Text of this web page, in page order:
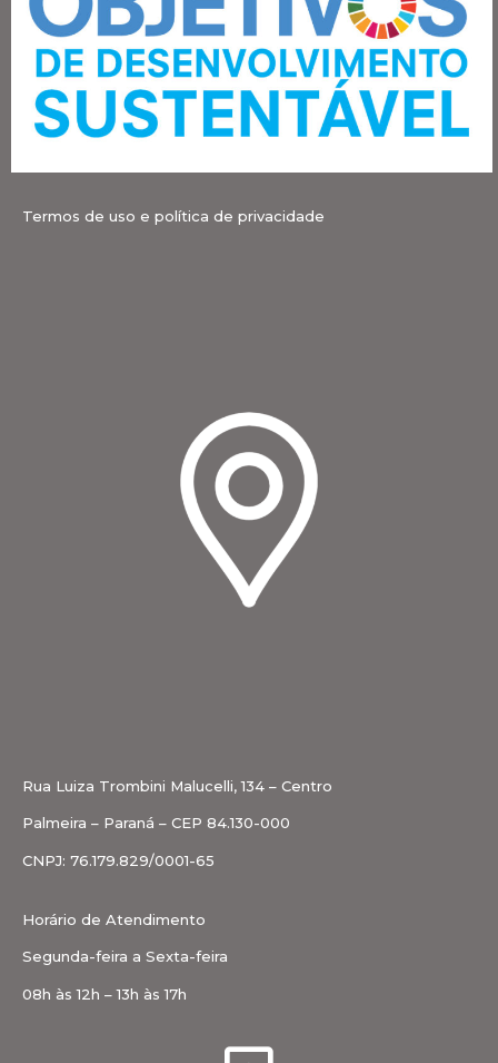
Termos de uso e política de privacidade
Rua Luiza Trombini Malucelli, 134 – Centro
Palmeira – Paraná – CEP 84.130-000
CNPJ: 76.179.829/0001-65
Horário de Atendimento
Segunda-feira a Sexta-feira
08h às 12h – 13h às 17h